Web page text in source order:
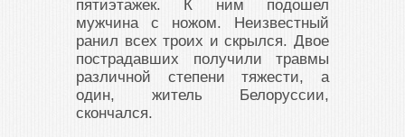
пятиэтажек. К ним подошел
мужчина с ножом. Неизвестный
ранил всех троих и скрылся. Двое
пострадавших получили травмы
различной степени тяжести, а
один, житель Белоруссии,
скончался.